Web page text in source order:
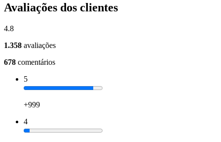
Avaliações dos clientes
4.8
1.358 avaliações
678 comentários
5
+999
4